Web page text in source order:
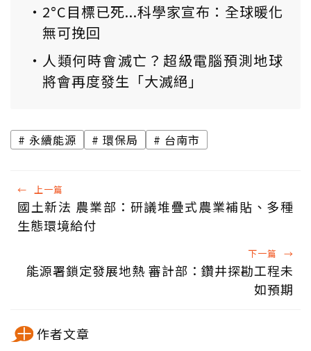
2°C目標已死...科學家宣布：全球暖化
無可挽回
人類何時會滅亡？超級電腦預測地球
將會再度發生「大滅絕」
永續能源 環保局 台南市
← 上一篇
國土新法 農業部：研議堆疊式農業補貼、多種
生態環境給付
下一篇 →
能源署鎖定發展地熱 審計部：鑽井探勘工程未
如預期
作者文章